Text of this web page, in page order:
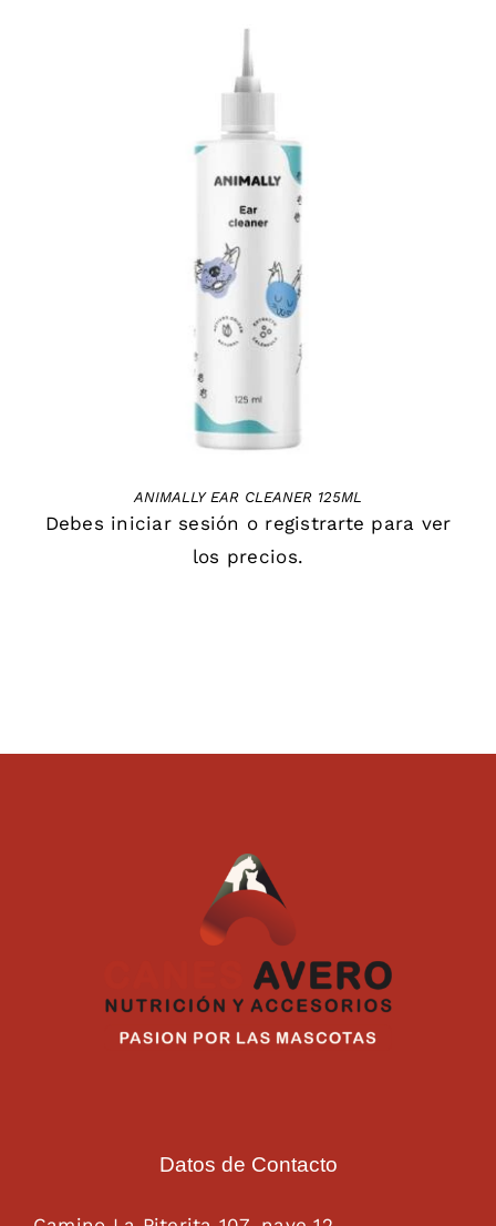
DETAILS
ANIMALLY EAR CLEANER 125ML
Debes iniciar sesión o registrarte para ver
los precios.
Datos de Contacto